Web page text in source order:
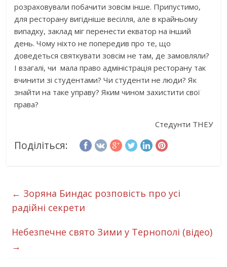
розраховували побачити зовсім інше. Припустимо,
для ресторану вигідніше весілля, але в крайньому
випадку, заклад міг перенести екватор на інший
день. Чому ніхто не попередив про те, що
доведеться святкувати зовсім не там, де замовляли?
І взагалі, чи мала право адміністрація ресторану так
вчинити зі студентами? Чи студенти не люди? Як
знайти на таке управу? Яким чином захистити свої
права?
Стедунти ТНЕУ
Поділіться:
← Зоряна Биндас розповість про усі
радійні секрети
Небезпечне свято Зими у Тернополі (відео)
→